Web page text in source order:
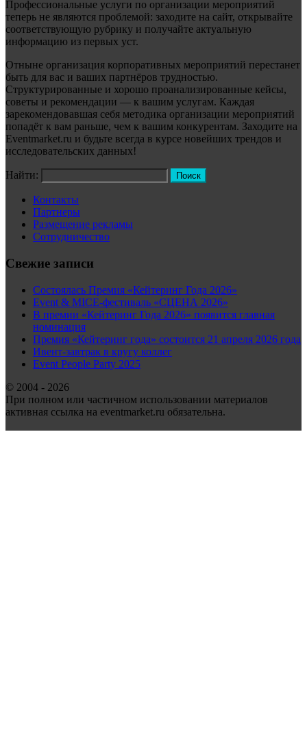
Профессиональные услуги по организации мероприятий
теперь не являются проблемой: заходите на сайт, открывайте
соответствующую рубрику и получайте актуальную
информацию из первых уст.
Отныне организация корпоративных мероприятий перестанет
быть для вас и ваших партнёров трудностью.
Структурированные и хорошо проанализированные кейсы,
советы и рекомендации — к вашим услугам. Каждая
зарекомендовавшая себя методика организации мероприятий
попадёт к вам раньше, чем к вашим конкурентам. Заходите на
Eventmarket.ru и будьте всегда в курсе новейших трендов и
исследовательских данных!
Найти:
Контакты
Партнеры
Размещение рекламы
Сотрудничество
Свежие записи
Состоялась Премия «Кейтеринг Года 2026»
Event & MICE-фестиваль «СЦЕНА 2026»
В премии «Кейтеринг Года 2026» появится главная
номинация
Премия «Кейтеринг года» состоится 21 апреля 2026 года
Ивент-завтрак в кругу коллег
Event People Party 2025
© 2004 - 2026
При полном или частичном использовании материалов
активная ссылка на eventmarket.ru обязательна.